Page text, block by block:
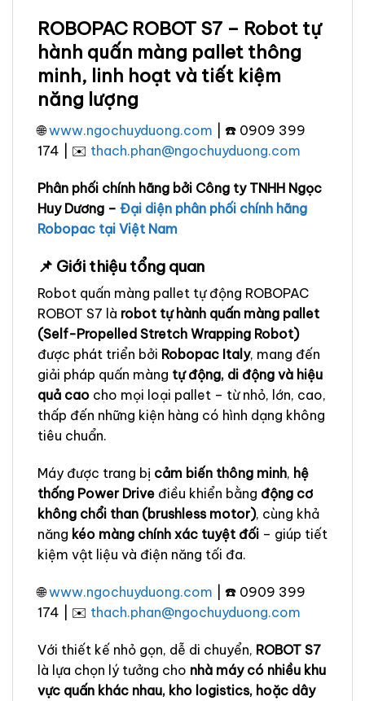
ROBOPAC ROBOT S7 – Robot tự
hành quấn màng pallet thông
minh, linh hoạt và tiết kiệm
năng lượng
🌐www.ngochuyduong.com | ☎️ 0909 399
174 | ✉️ thach.phan@ngochuyduong.com
Phân phối chính hãng bởi Công ty TNHH Ngọc
Huy Dương – Đại diện phân phối chính hãng
Robopac tại Việt Nam
📌 Giới thiệu tổng quan
Robot quấn màng pallet tự động ROBOPAC
ROBOT S7 là robot tự hành quấn màng pallet
(Self-Propelled Stretch Wrapping Robot)
được phát triển bởi Robopac Italy, mang đến
giải pháp quấn màng tự động, di động và hiệu
quả cao cho mọi loại pallet – từ nhỏ, lớn, cao,
thấp đến những kiện hàng có hình dạng không
tiêu chuẩn.
Máy được trang bị cảm biến thông minh, hệ
thống Power Drive điều khiển bằng động cơ
không chổi than (brushless motor), cùng khả
năng kéo màng chính xác tuyệt đối – giúp tiết
kiệm vật liệu và điện năng tối đa.
🌐www.ngochuyduong.com | ☎️ 0909 399
174 | ✉️ thach.phan@ngochuyduong.com
Với thiết kế nhỏ gọn, dễ di chuyển, ROBOT S7
là lựa chọn lý tưởng cho nhà máy có nhiều khu
vực quấn khác nhau, kho logistics, hoặc dây